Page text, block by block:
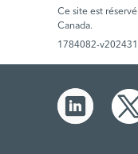
Ce site est
Canada.
1784082-